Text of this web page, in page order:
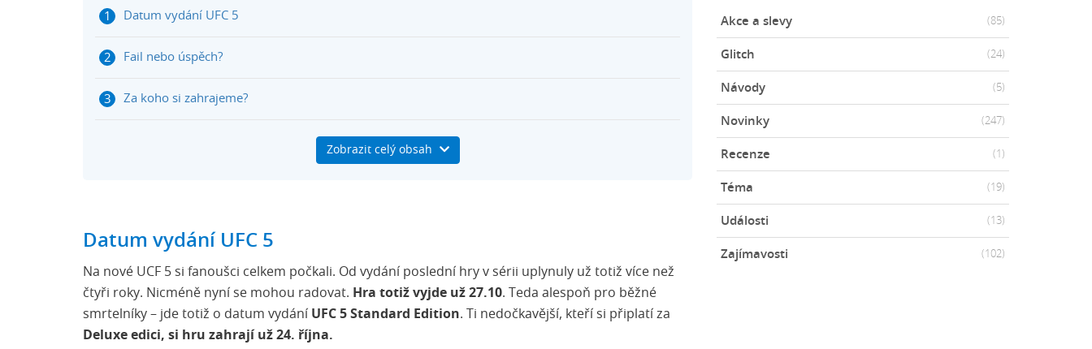
Datum vydání UFC 5
Fail nebo úspěch?
Za koho si zahrajeme?
Zobrazit celý obsah
Datum vydání UFC 5
Na nové UCF 5 si fanoušci celkem počkali. Od vydání poslední hry v sérii uplynuly už totiž více než
čtyři roky. Nicméně nyní se mohou radovat. Hra totiž vyjde už 27.10. Teda alespoň pro běžné
smrtelníky – jde totiž o datum vydání UFC 5 Standard Edition. Ti nedočkavější, kteří si připlatí za
Deluxe edici, si hru zahrají už 24. října.
Akce a slevy (85)
Glitch (24)
Návody (5)
Novinky (247)
Recenze (1)
Téma (19)
Události (13)
Zajímavosti (102)